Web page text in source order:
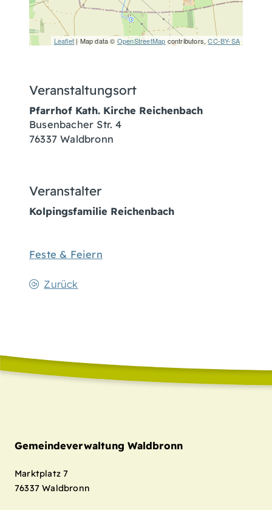
Leaflet| Map data © OpenStreetMap contributors,CC-BY-SA
Veranstaltungsort
Pfarrhof Kath. Kirche Reichenbach
Busenbacher Str. 4
76337 Waldbronn
Veranstalter
Kolpingsfamilie Reichenbach
Feste & Feiern
Zurück
Gemeindeverwaltung Waldbronn
Marktplatz 7
76337 Waldbronn